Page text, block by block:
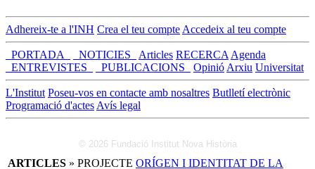
Adhereix-te a l'INH Crea el teu compte Accedeix al teu compte
_PORTADA_ _NOTICIES_ Articles RECERCA Agenda
_ENTREVISTES_
_PUBLICACIONS_ Opinió Arxiu Universitat
L'Institut Poseu-vos en contacte amb nosaltres Butlletí electrònic
Programació d'actes Avís legal
© 2026 Fundació Institut Nova Història
ARTICLES » PROJECTE ORÍGEN I IDENTITAT DE LA